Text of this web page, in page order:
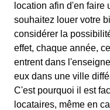
location afin d'en faire
souhaitez louer votre
considérer la
effet, chaque année,
entrent dans
eux dans une ville
C'est pourquoi il est
locataires, même en